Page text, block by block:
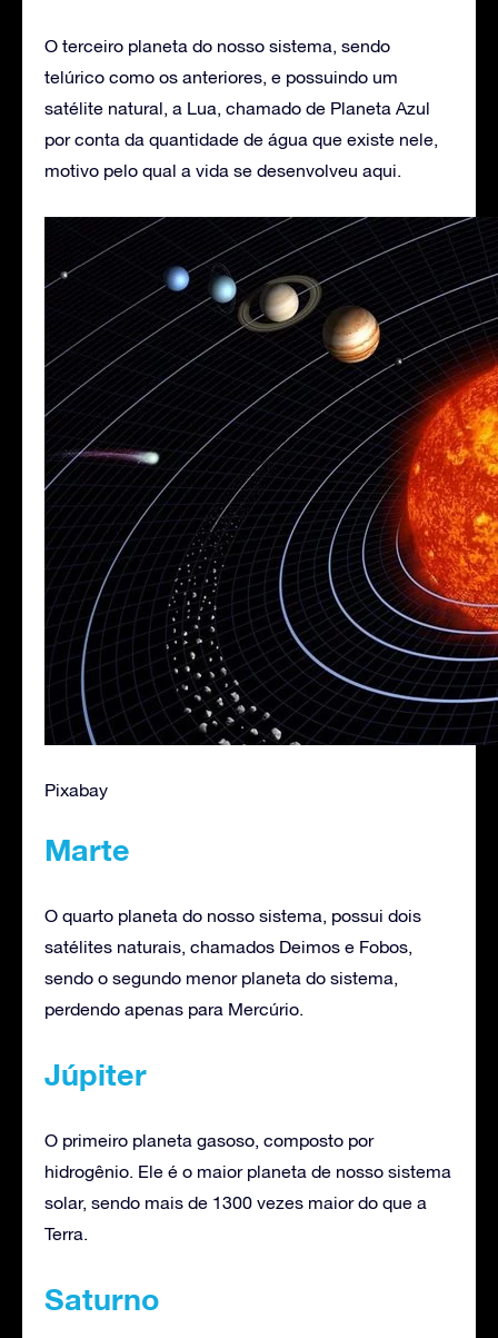
O terceiro planeta do nosso sistema, sendo
telúrico como os anteriores, e possuindo um
satélite natural, a Lua, chamado de Planeta Azul
por conta da quantidade de água que existe nele,
motivo pelo qual a vida se desenvolveu aqui.
Pixabay
Marte
O quarto planeta do nosso sistema, possui dois
satélites naturais, chamados Deimos e Fobos,
sendo o segundo menor planeta do sistema,
perdendo apenas para Mercúrio.
Júpiter
O primeiro planeta gasoso, composto por
hidrogênio. Ele é o maior planeta de nosso sistema
solar, sendo mais de 1300 vezes maior do que a
Terra.
Saturno